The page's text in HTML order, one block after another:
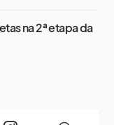
na 2ª etapa da